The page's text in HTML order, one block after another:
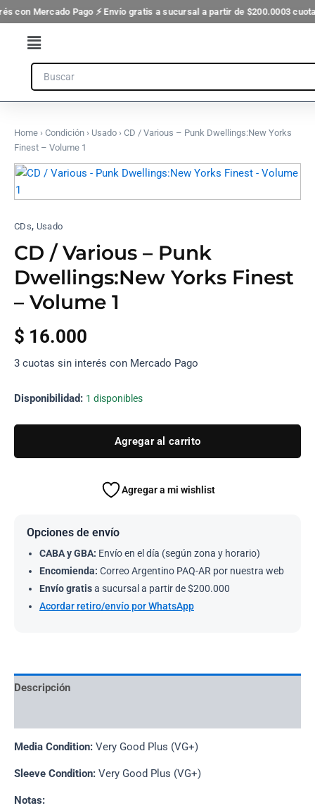
con Mercado Pago ⚡ Envío gratis a sucursal a partir de $200.0003
Ir
al
contenidoFlyout
Menu
Search
Home › Condición › Usado › CD / Various – Punk Dwellings:New Yorks
Finest – Volume 1
CDs, Usado
CD / Various – Punk
Dwellings:New Yorks Finest
– Volume 1
$ 16.000
3 cuotas sin interés con Mercado Pago
Disponibilidad: 1 disponibles
CD
/
Various
Punk
Dwellings:New
Yorks
Finest
-
Volume
cantidad
Agregar al carrito
Agregar a mi wishlist
Opciones de envío
CABA y GBA: Envío en el día (según zona y horario)
Encomienda: Correo Argentino PAQ-AR por nuestra web
Envío gratisa sucursal a partir de $200.000
Acordar retiro/envío por WhatsApp
Descripción
Media Condition: Very Good Plus (VG+)
Sleeve Condition: Very Good Plus (VG+)
Notas:
Dwellings:New
Finest
Volume
cantidad